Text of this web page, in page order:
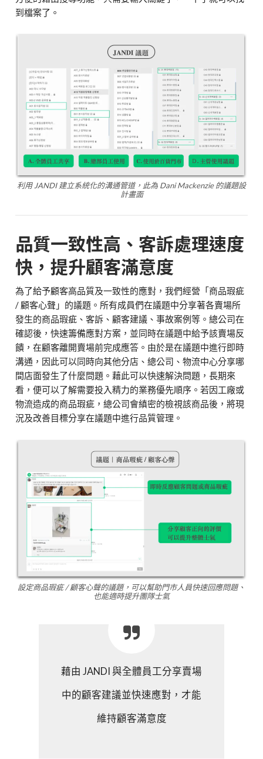
到檔案了。
利用 JANDI 建立系統化的溝通管道，此為 Dani Mackenzie 的議題設
計畫面
品質一致性高、客訴處理速度
快，提升顧客滿意度
為了給予顧客高品質及一致性的應對，我們經營「商品瑕疵
/ 顧客心聲」的議題。所有成員們在議題中分享著各賣場所
發生的商品瑕疵、客訴、顧客建議、事故案例等。總公司在
確認後，快速籌備應對方案，並同時在議題中給予該賣場反
饋，在顧客離開賣場前完成應答。由於是在議題中進行即時
溝通，因此可以同時向其他分店、總公司、物流中心分享哪
間店面發生了什麼問題。藉此可以快速解決問題，長期來
看，便可以了解需要投入精力的業務優先順序。若因工廠或
物流造成的商品瑕疵，總公司會縝密的檢視該商品後，將現
況及改善目標分享在議題中進行品質管理。
設定商品瑕疵 / 顧客心聲的議題，可以幫助門市人員快速回應問題、
也能適時提升團隊士氣
藉由 JANDI 與全體員工分享賣場
中的顧客建議並快速應對，才能
維持顧客滿意度